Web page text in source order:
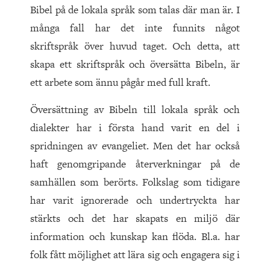
Bibel på de lokala språk som talas där man är. I
många fall har det inte funnits något
skriftspråk över huvud taget. Och detta, att
skapa ett skriftspråk och översätta Bibeln, är
ett arbete som ännu pågår med full kraft.
Översättning av Bibeln till lokala språk och
dialekter har i första hand varit en del i
spridningen av evangeliet. Men det har också
haft genomgripande återverkningar på de
samhällen som berörts. Folkslag som tidigare
har varit ignorerade och undertryckta har
stärkts och det har skapats en miljö där
information och kunskap kan flöda. Bl.a. har
folk fått möjlighet att lära sig och engagera sig i